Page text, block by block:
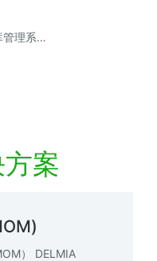
管理系…
案
） DELMIA